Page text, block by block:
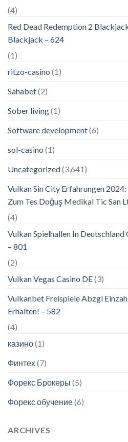
(4)
Red Dead Redemption 2
Blackjack – 624
(1)
ritzo-casino (1)
Sahabet(2)
Sober living(1)
Software development(6)
sol-casino (1)
Uncategorized(3,641)
Vulkan Sin City Erfahrungen
Zum Tes Doğuş Medikal Tic San
(4)
Vulkan Spielhallen In Deutschland
– 801
(2)
Vulkan Vegas Casino DE(3)
Vulkanbet Freispiele Abzgl
Erhalten! – 582
(4)
казино(1)
Финтех(7)
Форекс Брокеры (5)
Форекс обучение(6)
ARCHIVES